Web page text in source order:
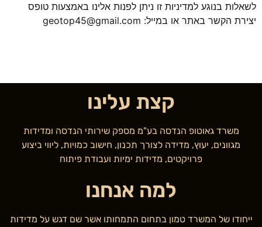
לשאלות בנוגע למדיניות זו ניתן לפנות אלינו באמצעות טופס
יצירת הקשר באתר או במייל: geotop45@gmail.com
קצת עלינו
משרד גאוטופ הנדסה בע"מ מספק שירותי הנדסה ומדידות
מגוונים, יעוץ, מדידה לצורך תכנון, חישוב כמויות, ליווי ביצוע
פרויקטים, מדידות ימיות ועבודת פיתוח
למה אנחנו
ייחודו של המשרד טמון בתחום התמחותו אשר שם דגש על מדידות
שלך בעת
ביקורך